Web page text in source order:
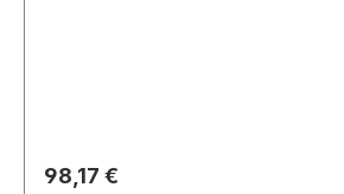
Regulärer Preis:
98,17 €